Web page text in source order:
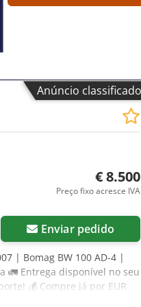
Anúncio classificado
€ 8.500
Preço fixo acresce IVA
Enviar pedido
| Bomag BW 100 AD-4 |
🚛 Entrega disponível no seu
💰 Compre já por EUR
(sujeito a aprovação)*